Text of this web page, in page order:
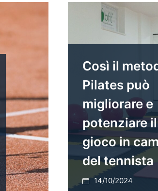
Così il
Pilates può
migliorare e
potenziare il
gioco in
del tennista
14/10/2024